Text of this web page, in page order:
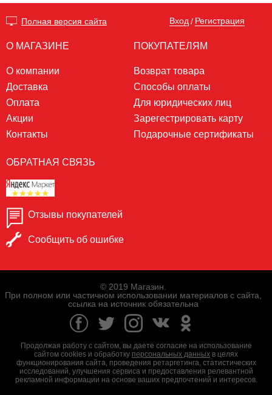
Полная версия сайта Вход / Регистрация
О МАГАЗИНЕ
О компании
Доставка
Оплата
Акции
Контакты
ПОКУПАТЕЛЯМ
Возврат товара
Способы оплаты
Для юридических лиц
Зарегестрировать карту
Подарочные сертификаты
ОБРАТНАЯ СВЯЗЬ
Отзывы покупателей
Сообщить об ошибке
© 2019 Магазин.
При полном или частичном использовании материалов с сайта,
ссылка на источник обязательна
Продолжая работу с сайтом, вы даете согласие на использование
сайтом cookies и обработку персональных данных в целях
функционирования сайта, проведения ретаргетинга, статистических
исследований, улучшения сервиса и предоставления релевантной
рекламной информации на основе ваших предпочтений и интересов.